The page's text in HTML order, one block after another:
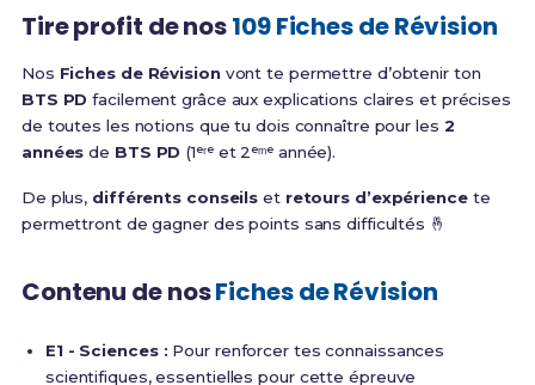
Tire profit de nos109 Fiches de Révision
Nos Fiches de Révisionvont te permettre d’obtenir ton
BTS PD facilement grâce aux explications claires et précises
de toutes les notions que tu dois connaître pour les 2
années de BTS PD (1ᵉʳᵉ et 2ᵉᵐᵉ année).
De plus, différents conseils et retours d’expériencete
permettront de gagner des points sans difficultés 🤞
Contenu de nosFiches de Révision
E1 - Sciences : Pour renforcer tes connaissances
scientifiques, essentielles pour cette épreuve